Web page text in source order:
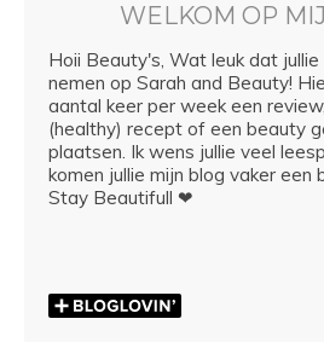
WELKOM OP
Hoii Beauty's, Wat leuk dat jullie
nemen op Sarah and Beauty!
aantal keer per week een
(healthy) recept of een beauty
plaatsen. Ik wens jullie veel
komen jullie mijn blog vaker een
Stay Beautifull ❤